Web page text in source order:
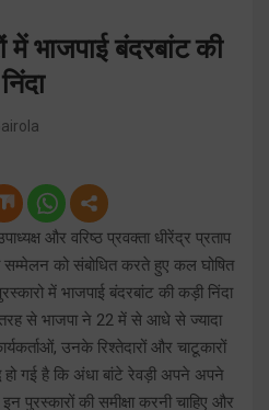
में भाजपाई बंदरबांट की
और वरिष्ठ प्रवक्ता धीरेंद्र प्रताप
सम्मेलन को संबोधित करते हुए कल घोषित
में भाजपाई बंदरबांट की कड़ी निंदा
से भाजपा ने 22 में से आधे से ज्यादा
उनके रिश्तेदारों और चाटूकारों
हो गई है कि अंधा बांटे रेवड़ी अपने अपने
पुरस्कारों की समीक्षा करनी चाहिए और